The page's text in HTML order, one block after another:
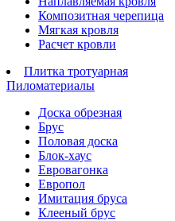
Композитная черепица
Мягкая кровля
Расчет кровли
Плитка тротуарная
Пиломатериалы
Доска обрезная
Брус
Половая доска
Блок-хаус
Евровагонка
Европол
Имитация бруса
Клееный брус